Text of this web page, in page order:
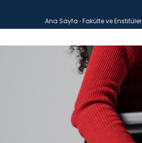
Ana Sayfa ›Fakülte ve Enstitüler